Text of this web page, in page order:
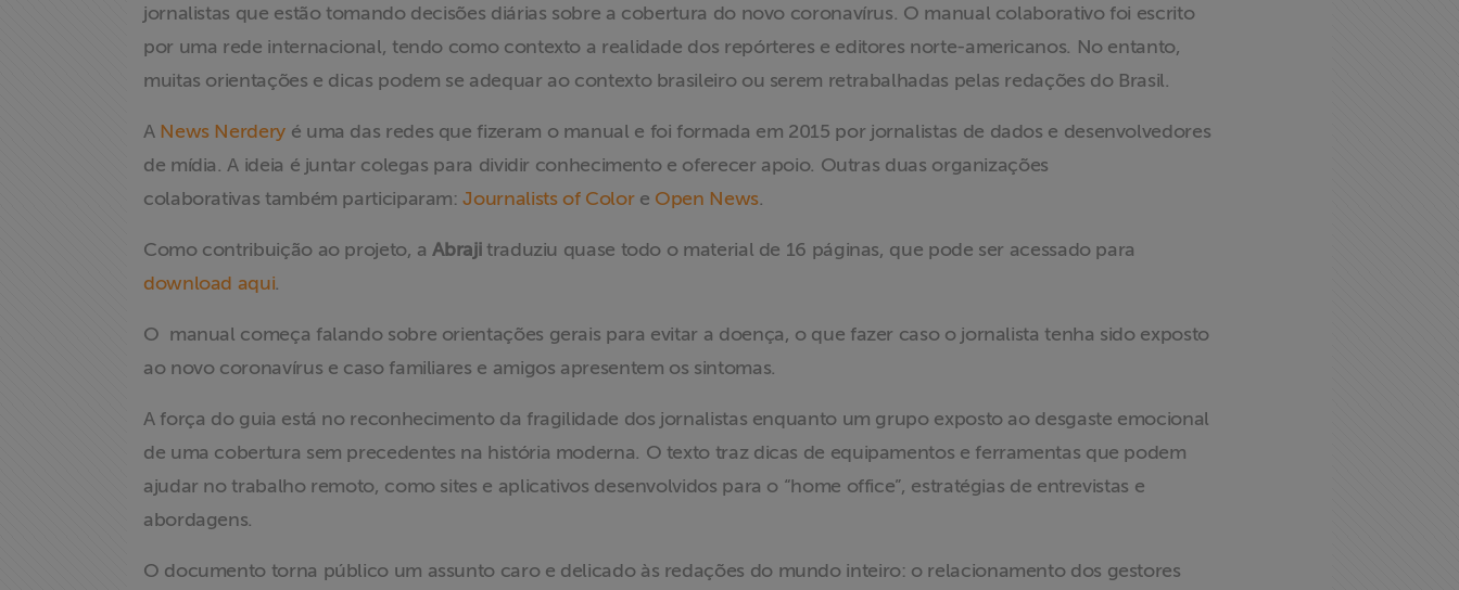
jornalistas que estão tomando decisões diárias sobre a cobertura do novo coronavírus. O manual colaborativo foi escrito
por uma rede internacional, tendo como contexto a realidade dos repórteres e editores norte-americanos. No entanto,
muitas orientações e dicas podem se adequar ao contexto brasileiro ou serem retrabalhadas pelas redações do Brasil.
A News Nerderyé uma das redes que fizeram o manual e foi formada em 2015 por jornalistas de dados e desenvolvedores
de mídia. A ideia é juntar colegas para dividir conhecimento e oferecer apoio. Outras duas organizações
colaborativas também participaram:Journalists of Colore Open News.
Como contribuição ao projeto, aAbrajitraduziu quase todo o material de 16 páginas, que pode ser acessado para
download aqui.
O manual começa falando sobre orientações gerais para evitar a doença, o que fazer caso o jornalista tenha sido exposto
ao novo coronavírus e caso familiares e amigos apresentem os sintomas.
A força do guia está no reconhecimento da fragilidade dos jornalistas enquanto um grupo exposto ao desgaste emocional
de uma cobertura sem precedentes na história moderna. O texto traz dicas de equipamentos e ferramentas que podem
ajudar no trabalho remoto, como sites e aplicativos desenvolvidos para o “home office”, estratégias de entrevistas e
abordagens.
O documento torna público um assunto caro e delicado às redações do mundo inteiro: o relacionamento dos gestores